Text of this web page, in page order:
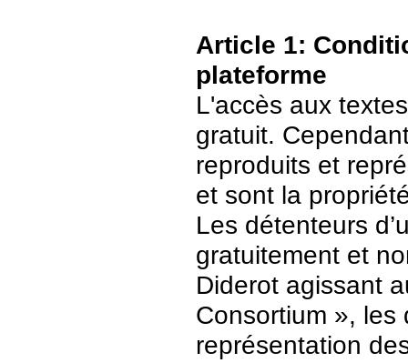
Article 1:
plateforme
L'accès aux
gratuit.
reproduits et
et sont la
Les détenteurs
gratuitement et
Diderot agissant
Consortium », les
représentation